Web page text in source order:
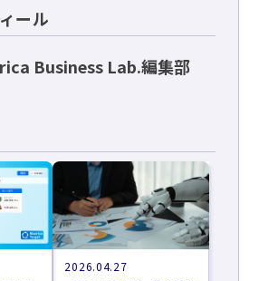
ール
Business Lab.編集部
2026.04.27